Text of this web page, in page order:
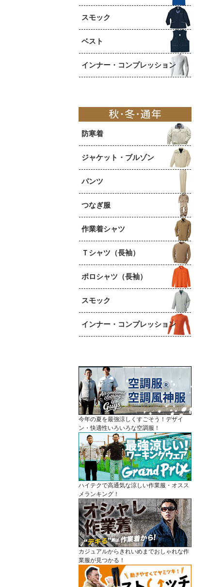
スモック
ベスト
インナー・コンプレッション
防寒着
ジャケット・ブルゾン
パンツ
つなぎ服
作業着シャツ
Ｔシャツ（長袖）
ポロシャツ（長袖）
スモック
インナー・コンプレッション
今年の夏を最強涼しくすごそう！デザイ
ン・快適性いろいろな空調服！
ハイテクで高通気な涼しい作業服・オスス
メランキング！
カジュアルからきれいめまでおしゃれな作
業服が見つかる！